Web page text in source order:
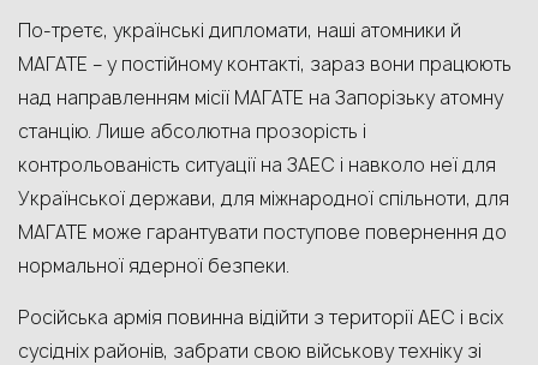
По-третє, українські дипломати, наші атомники й
МАГАТЕ – у постійному контакті, зараз вони працюють
над направленням місії МАГАТЕ на Запорізьку атомну
станцію. Лише абсолютна прозорість і
контрольованість ситуації на ЗАЕС і навколо неї для
Української держави, для міжнародної спільноти, для
МАГАТЕ може гарантувати поступове повернення до
нормальної ядерної безпеки.
Російська армія повинна відійти з території АЕС і всіх
сусідніх районів, забрати свою військову техніку зі